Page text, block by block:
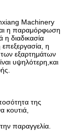
Machinery
η παραμόρφωση
η διαδικασία
επεξεργασία, η
εξαρτημάτων
υψηλότερη,και
της
κουτιά,
παραγγελία.